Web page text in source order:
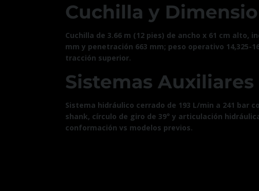
Cuchilla y
Cuchilla de 3.66 m (12 pies) de ancho x 61 cm alto,
mm y penetración 663 mm; peso operativo 14,325-
tracción superior.
Sistemas Auxiliares
Sistema hidráulico cerrado de 193 L/min a 241 bar
shank, círculo de giro de 39° y articulación
conformación vs modelos previos.